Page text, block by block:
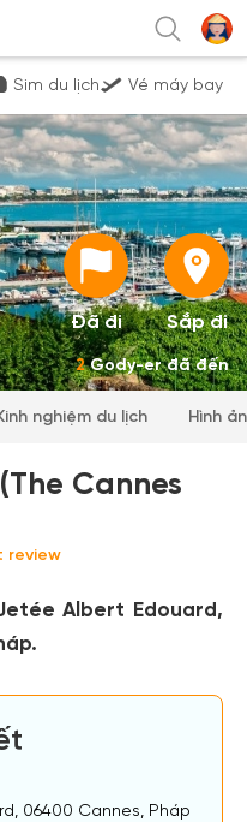
Sim du lịch Vé máy bay
Đã đi Sắp đi
2Gody-er đã đến
nghiệm du lịch Hình
Cannes
review
Albert Edouard,
06400 Cannes, Pháp